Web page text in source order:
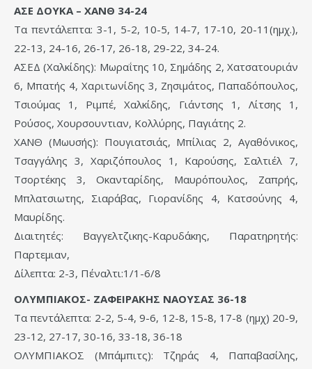
ΑΣΕ ΔΟΥΚΑ – ΧΑΝΘ 34-24
Τα πεντάλεπτα: 3-1, 5-2, 10-5, 14-7, 17-10, 20-11(ημχ.),
22-13, 24-16, 26-17, 26-18, 29-22, 34-24.
ΑΣΕΔ (Χαλκίδης): Μωραΐτης 10, Σημάδης 2, Χατσατουριάν
6, Μπατής 4, Χαριτωνίδης 3, Ζησιμάτος, Παπαδόπουλος,
Τσιούμας 1, Ριμπέ, Χαλκίδης, Γιάντσης 1, Λίτσης 1,
Ρούσος, Χουρσουντιαν, Κολλύρης, Παγιάτης 2.
ΧΑΝΘ (Μωυσής): Πουγιατσιάς, Μπίλιας 2, Αγαθόνικος,
Τσαγγάλης 3, Χαριζόπουλος 1, Καρούσης, Σαλτιέλ 7,
Τσορτέκης 3, Οκανταρίδης, Μαυρόπουλος, Ζαπρής,
Μπλατσιωτης, Σιαράβας, Γιορανίδης 4, Κατσούνης 4,
Μαυρίδης.
Διαιτητές: Βαγγελτζικης-Καρυδάκης, Παρατηρητής:
Παρτεμιαν,
Δίλεπτα: 2-3, Πέναλτι:1/1-6/8
ΟΛΥΜΠΙΑΚΟΣ- ΖΑΦΕΙΡΑΚΗΣ ΝΑΟΥΣΑΣ 36-18
Τα πεντάλεπτα: 2-2, 5-4, 9-6, 12-8, 15-8, 17-8 (ημχ) 20-9,
23-12, 27-17, 30-16, 33-18, 36-18
ΟΛΥΜΠΙΑΚΟΣ (Μπάμπιτς): Τζηράς 4, Παπαβασίλης,